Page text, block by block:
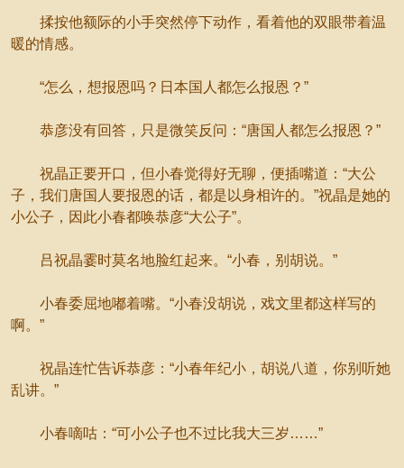
揉按他额际的小手突然停下动作，看着他的双眼带着温
暖的情感。
“怎么，想报恩吗？日本国人都怎么报恩？”
恭彦没有回答，只是微笑反问：“唐国人都怎么报恩？”
祝晶正要开口，但小春觉得好无聊，便插嘴道：“大公
子，我们唐国人要报恩的话，都是以身相许的。”祝晶是她的
小公子，因此小春都唤恭彦“大公子”。
吕祝晶霎时莫名地脸红起来。“小春，别胡说。”
小春委屈地嘟着嘴。“小春没胡说，戏文里都这样写的
啊。”
祝晶连忙告诉恭彦：“小春年纪小，胡说八道，你别听她
乱讲。”
小春嘀咕：“可小公子也不过比我大三岁……”